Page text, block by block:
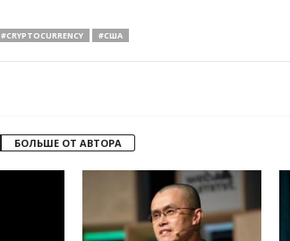
#CRYPTOCURRENCY #США
БОЛЬШЕ ОТ АВТОРА